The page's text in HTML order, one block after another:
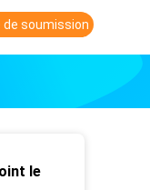
de soumission
le